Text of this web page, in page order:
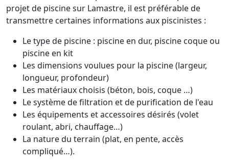
projet de piscine sur Lamastre, il est préférable de
transmettre certaines informations aux piscinistes :
Le type de piscine : piscine en dur, piscine coque ou
piscine en kit
Les dimensions voulues pour la piscine (largeur,
longueur, profondeur)
Les matériaux choisis (béton, bois, coque …)
Le système de filtration et de purification de l'eau
Les équipements et accessoires désirés (volet
roulant, abri, chauffage…)
La nature du terrain (plat, en pente, accès
compliqué…).